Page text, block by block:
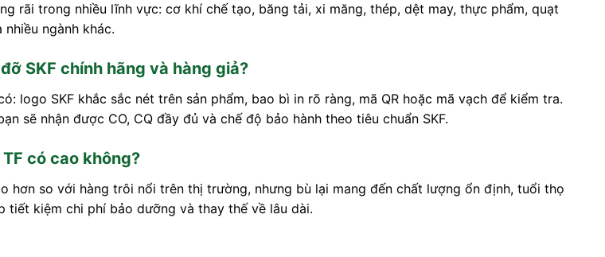
rãi trong nhiều lĩnh vực: cơ khí chế tạo, băng tải, xi măng, thép, dệt may, thực phẩm, quạt
ngành khác.
SKF chính hãng và hàng giả?
logo SKF khắc sắc nét trên sản phẩm, bao bì in rõ ràng, mã QR hoặc mã vạch để kiểm tra.
sẽ nhận được CO, CQ đầy đủ và chế độ bảo hành theo tiêu chuẩn SKF.
có cao không?
hơn so với hàng trôi nổi trên thị trường, nhưng bù lại mang đến chất lượng ổn định, tuổi thọ
tiết kiệm chi phí bảo dưỡng và thay thế về lâu dài.